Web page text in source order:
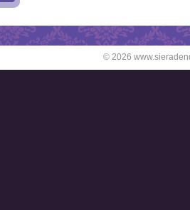
© 2026